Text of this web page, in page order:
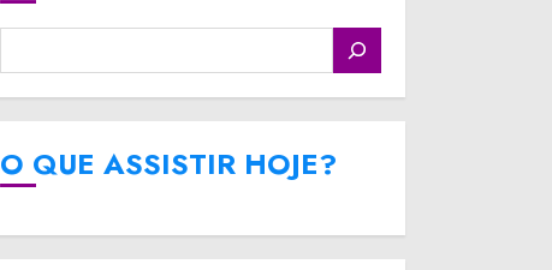
O QUE ASSISTIR HOJE?